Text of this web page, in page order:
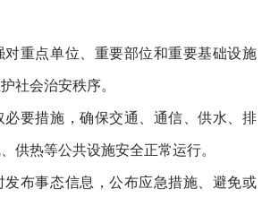
对重点单位、重要部位和重要基础设施
社会治安秩序。
必要措施，确保交通、通信、供水、排
供热等公共设施安全正常运行。
发布事态信息，公布应急措施、避免或